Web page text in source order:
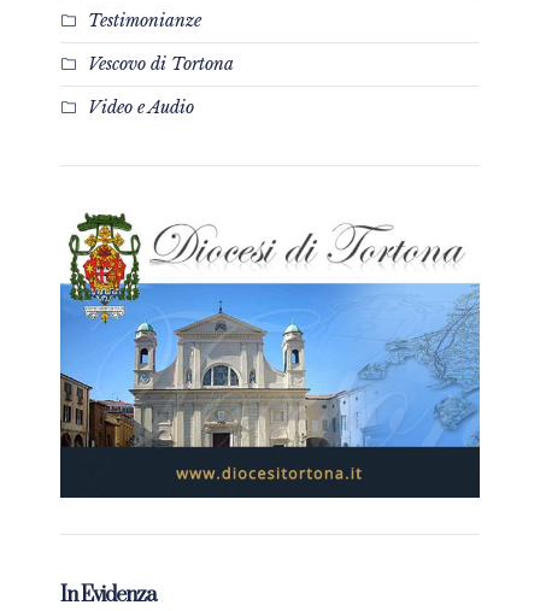
Testimonianze
Vescovo di Tortona
Video e Audio
In Evidenza